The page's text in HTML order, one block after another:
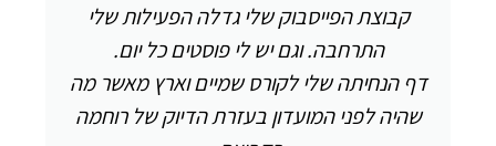
קבוצת הפייסבוק שלי גדלה הפעילות שלי
התרחבה. וגם יש לי פוסטים כל יום.
דף הנחיתה שלי לקורס שמיים וארץ מאשר מה
שהיה לפני המועדון בעזרת הדיוק של רוחמה